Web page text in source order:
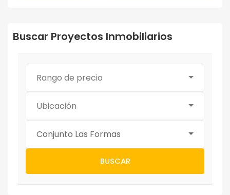
Buscar Proyectos Inmobiliarios
Rango de precio
Ubicación
Conjunto Las Formas
BUSCAR